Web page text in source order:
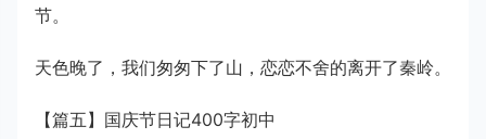
节。
天色晚了，我们匆匆下了山，恋恋不舍的离开了秦岭。
【篇五】国庆节日记400字初中